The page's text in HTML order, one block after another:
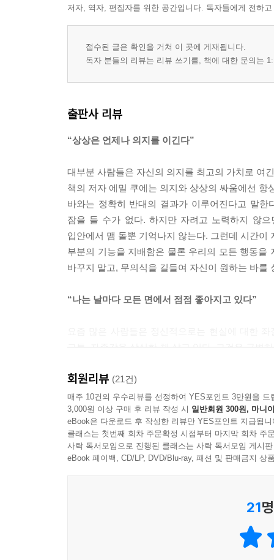
스트레스를 지배하라 _ 173
자신을 성장시켜라 _ 182
성공을 부르는 말을 하라 _ 188
지금 이 시간에 집중하라 _ 194
목표를 이루는 마음 훈련 5단계 _ 196
부록 : 에밀 쿠에의 격언 _ 202
에밀 쿠에의 생애 _ 214
저자, 역자, 편집자를 위한 공간입니다. 독자들에게 전하
접수된 글은 확인을 거쳐 이 곳에 게재됩니다.
독자 분들의 리뷰는 리뷰 쓰기를, 책에 대한 문의는
출판사 리뷰
“상상은 언제나 의지를 이긴다”
대부분 사람들은 자신의 의지를 최고의 가치로 여
책의 저자 에밀 쿠에는 의지와 상상의 싸움에선
바와는 정확히 반대의 결과가 이루어진다고 말
잠을 들 수가 없다. 하지만 자려고 노력하지 않
입안에서 맴 돌뿐 기억나지 않는다. 그런데 시간
부분의 기능을 지배함은 물론 우리의 모든 행동
바꾸지 말고, 무의식을 길들여 자신이 원하는 바
“나는 날마다 모든 면에서 점점 좋아지고 있다”
고통, 자존감을 상실한 채 살고 있다. 그것은 급변
이 책은 이러한 문제를 안고 있는 사람들에게 몸
자기암시는 일상생활 속에서 절실한 자기변화와
자기 자신 속에 숨겨져 있는 힘을 믿고 그 힘을 끌
자기암시의 방법은 매우 간단하다.
“나는 날마다 모든 면에서 점점 더 좋아지고 있
명령을 내리고 뇌는 그 명령에 따라 삶의 모든
우리 인생을 근본적으로 변화시킨다. 중요한 것
회원리뷰 (21건)
매주 10건의 우수리뷰를 선정하여 YES포인트 3만원을 드
3,000원 이상 구매 후 리뷰 작성 시 일반회원 300원, 마니
eBook은 다운로드 후 작성한 리뷰만 YES포인트 지급됩니
클래스는 첫번째 회차 주문확정 시점부터 마지막 회차 주
사락 독서모임으로 진행된 클래스는 사락 독서모임 게시
eBook 페이백, CD/LP, DVD/Blu-ray, 패션 및 판매금지 상
21